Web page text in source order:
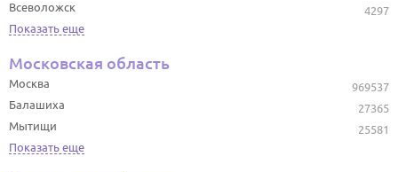
4297
Всеволожск
Показать еще
Московская область
969537
Москва
27365
Балашиха
25581
Мытищи
Показать еще